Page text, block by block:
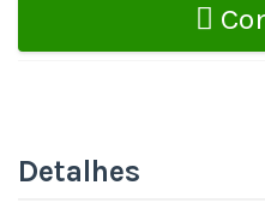
Detalhes